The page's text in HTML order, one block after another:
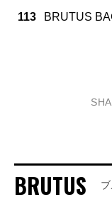
113 BRUTUS
BRUTUS